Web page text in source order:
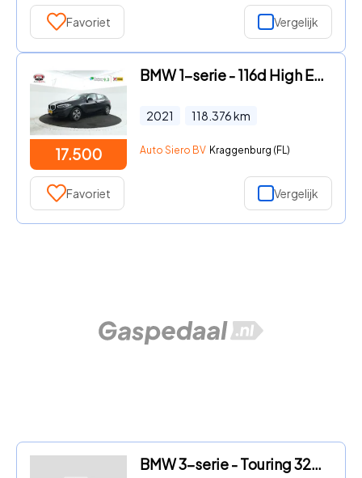
Favoriet Vergelijk
17.500
BMW 1-serie - 116d High Executive 5 Deurs hb, Navigatie, Climate
2021 118.376km
Auto Siero BV Kraggenburg (FL)
Favoriet Vergelijk
BMW 3-serie - Touring 320i Business Line